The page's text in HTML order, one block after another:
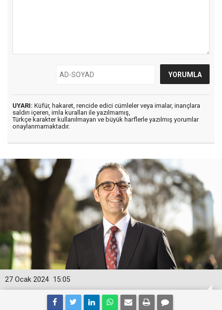
UYARI: Küfür, hakaret, rencide edici cümleler veya imalar, inançlara
saldırı içeren, imla kuralları ile yazılmamış,
Türkçe karakter kullanılmayan ve büyük harflerle yazılmış yorumlar
onaylanmamaktadır.
15:05
27 Ocak 2024